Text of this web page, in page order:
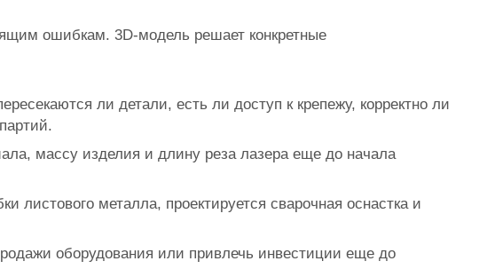
ошибкам. 3D‑модель решает конкретные
ли детали, есть ли доступ к крепежу, корректно ли
массу изделия и длину реза лазера еще до начала
листового металла, проектируется сварочная оснастка и
оборудования или привлечь инвестиции еще до